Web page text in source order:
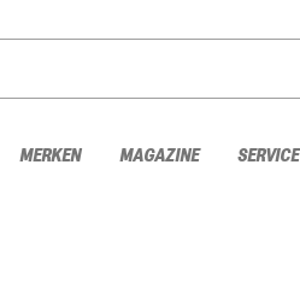
MERKEN MAGAZINE SERVICE